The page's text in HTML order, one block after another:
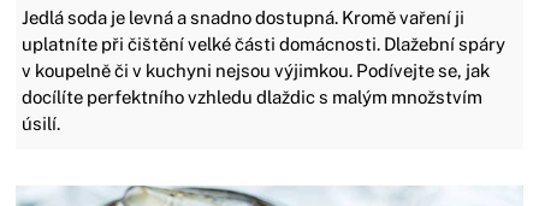
Jedlá soda je levná a snadno dostupná. Kromě vaření ji
uplatníte při čištění velké části domácnosti. Dlažební spáry
v koupelně či v kuchyni nejsou výjimkou. Podívejte se, jak
docílíte perfektního vzhledu dlaždic s malým množstvím
úsilí.